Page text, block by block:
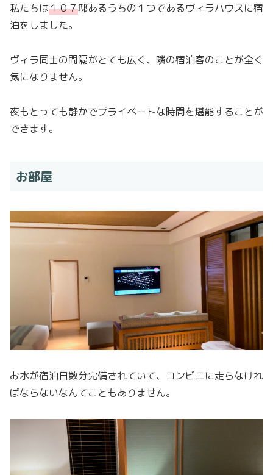
私たちは１０７邸あるうちの１つであるヴィラハウスに宿
泊をしました。
ヴィラ同士の間隔がとても広く、隣の宿泊客のことが全く
気になりません。
夜もとっても静かでプライベートな時間を堪能することが
できます。
お部屋
お水が宿泊日数分完備されていて、コンビニに走らなけれ
ばならないなんてこともありません。